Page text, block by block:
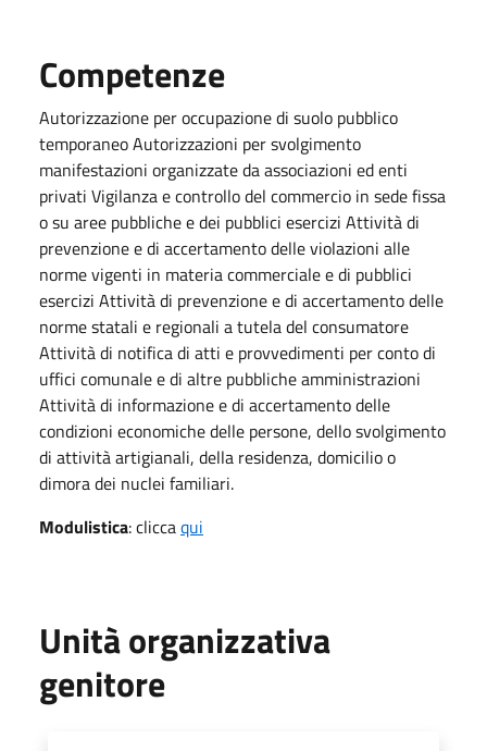
Competenze
Autorizzazione per occupazione di suolo pubblico
temporaneo Autorizzazioni per svolgimento
manifestazioni organizzate da associazioni ed enti
privati Vigilanza e controllo del commercio in sede fissa
o su aree pubbliche e dei pubblici esercizi Attività di
prevenzione e di accertamento delle violazioni alle
norme vigenti in materia commerciale e di pubblici
esercizi Attività di prevenzione e di accertamento delle
norme statali e regionali a tutela del consumatore
Attività di notifica di atti e provvedimenti per conto di
uffici comunale e di altre pubbliche amministrazioni
Attività di informazione e di accertamento delle
condizioni economiche delle persone, dello svolgimento
di attività artigianali, della residenza, domicilio o
dimora dei nuclei familiari.
Modulistica: cliccaqui
Unità organizzativa
genitore